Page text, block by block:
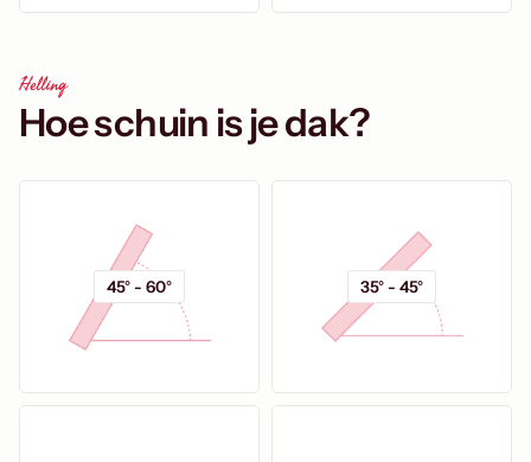
Helling
Hoe schuin is je dak?
45° - 60° 35° - 45°